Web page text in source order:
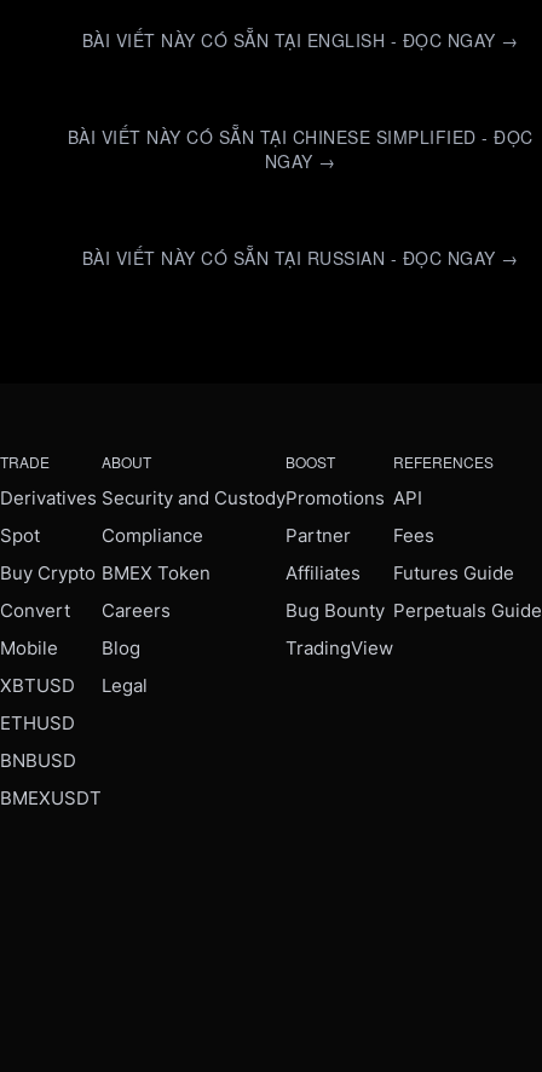
BÀI VIẾT NÀY CÓ SẴN TẠI ENGLISH - ĐỌC NGAY →
BÀI VIẾT NÀY CÓ SẴN TẠI CHINESE SIMPLIFIED - ĐỌC
NGAY →
BÀI VIẾT NÀY CÓ SẴN TẠI RUSSIAN - ĐỌC NGAY →
TRADE
Derivatives
Spot
Buy Crypto
Convert
Mobile
XBTUSD
ETHUSD
BNBUSD
BMEXUSDT
ABOUT
Security and Custody
Compliance
BMEX Token
Careers
Blog
Legal
BOOST
Promotions
Partner
Affiliates
Bug Bounty
TradingView
REFERENCES
API
Fees
Futures Guide
Perpetuals Guide